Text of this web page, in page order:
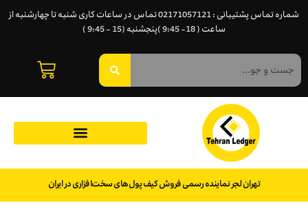
شماره تماس پشتیبانی : 02171057121 تماس در ساعات کاری شنبه تا چهارشنبه از
ساعت ( 18- 9:45 )پنجشنبه (15 - 9:45 )
تهران لجر نماینده رسمی فروش کیف پول‌های سخت‌افزاری در ایران